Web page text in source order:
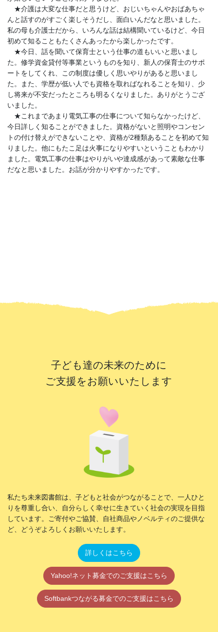
★介護は大変な仕事だと思うけど、おじいちゃんやおばあちゃ
んと話すのがすごく楽しそうだし、面白いんだなと思いました。
私の母も介護士だから、いろんな話は結構聞いているけど、今日
初めて知ることもたくさんあったから楽しかったです。
★今日、話を聞いて保育士という仕事の道もいいと思いまし
た。修学資金貸付等事業というものを知り、新人の保育士のサポ
ートをしてくれ、この制度は優しく思いやりがあると思いまし
た。また、学歴が低い人でも資格を取ればなれることを知り、少
し将来が不安だったところも明るくなりました。ありがとうござ
いました。
★これまであまり電気工事の仕事について知らなかったけど、
今日詳しく知ることができました。資格がないと照明やコンセン
トの付け替えができないことや、資格が2種類あることを初めて知
りました。他にもたこ足は火事になりやすいということもわかり
ました。電気工事の仕事はやりがいや達成感があって素敵な仕事
だなと思いました。お話が分かりやすかったです。
子ども達の未来のために
ご支援をお願いいたします
私たち未来図書館は、子どもと社会がつながることで、一人ひと
りを尊重し合い、自分らしく幸せに生きていく社会の実現を目指
しています。ご寄付やご協賛、自社商品やノベルティのご提供な
ど、どうぞよろしくお願いいたします。
詳しくはこちら
Yahoo!ネット募金でのご支援はこちら
Softbankつながる募金でのご支援はこちら